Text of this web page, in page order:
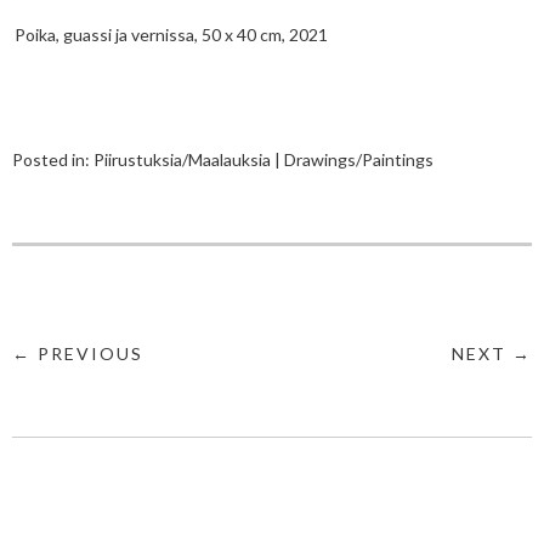
Poika, guassi ja vernissa, 50 x 40 cm, 2021
Posted in: Piirustuksia/Maalauksia | Drawings/Paintings
← PREVIOUS NEXT →